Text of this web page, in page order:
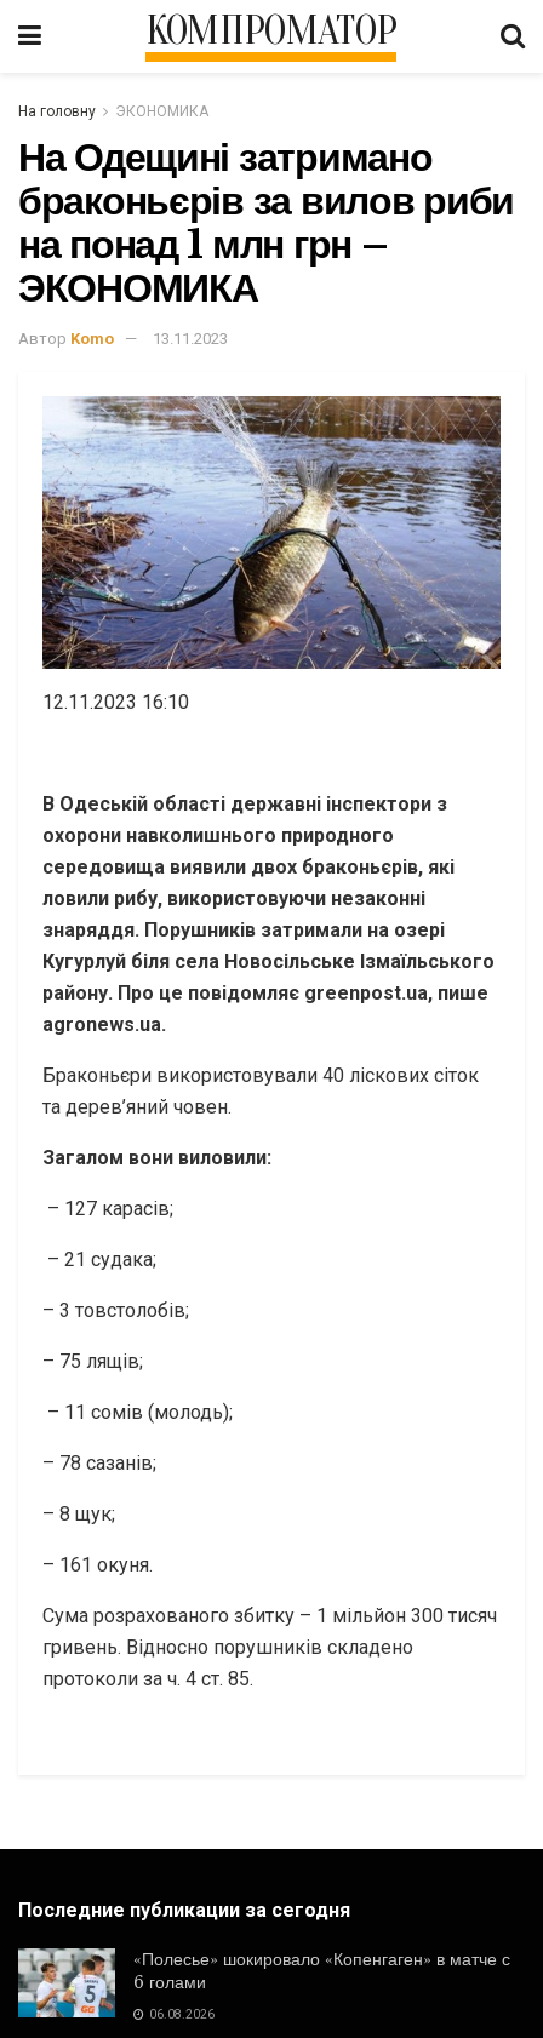
КОМПРОМАТОР
На головну ЭКОНОМИКА
На Одещині затримано
браконьєрів за вилов риби
на понад 1 млн грн –
ЭКОНОМИКА
Автор Komo 13.11.2023
12.11.2023 16:10
В Одеській області державні інспектори з
охорони навколишнього природного
середовища виявили двох браконьєрів, які
ловили рибу, використовуючи незаконні
знаряддя. Порушників затримали на озері
Кугурлуй біля села Новосільське Ізмаїльського
району. Про це повідомляє greenpost.ua, пише
agronews.ua.
Браконьєри використовували 40 ліскових сіток
та дерев’яний човен.
Загалом вони виловили:
– 127 карасів;
– 21 судака;
– 3 товстолобів;
– 75 лящів;
– 11 сомів (молодь);
– 78 сазанів;
– 8 щук;
– 161 окуня.
Сума розрахованого збитку – 1 мільйон 300 тисяч
гривень. Відносно порушників складено
протоколи за ч. 4 ст. 85.
Последние публикации за сегодня
«Полесье» шокировало «Копенгаген» в матче с
6 голами
06.08.2026